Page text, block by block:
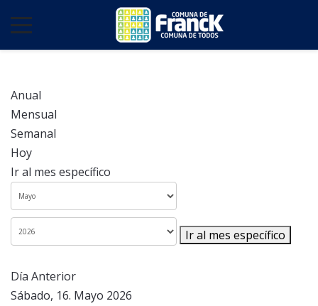
Anual
Mensual
Semanal
Hoy
Ir al mes específico
Ir al mes específico
Día Anterior
Sábado, 16. Mayo 2026